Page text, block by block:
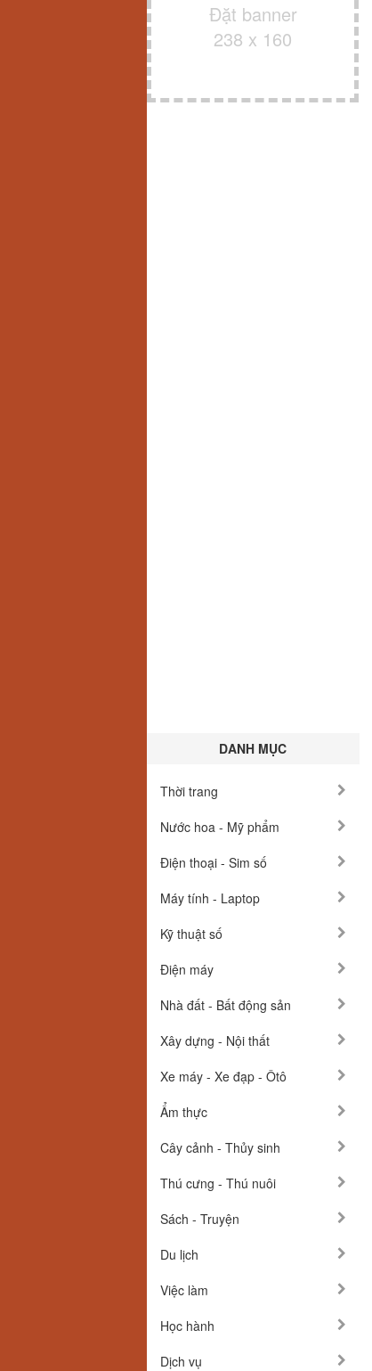
Đặt banner
238 x 160
DANH MỤC
Thời trang
Nước hoa - Mỹ phẩm
Điện thoại - Sim số
Máy tính - Laptop
Kỹ thuật số
Điện máy
Nhà đất - Bất động sản
Xây dựng - Nội thất
Xe máy - Xe đạp - Ôtô
Ẩm thực
Cây cảnh - Thủy sinh
Thú cưng - Thú nuôi
Sách - Truyện
Du lịch
Việc làm
Học hành
Dịch vụ